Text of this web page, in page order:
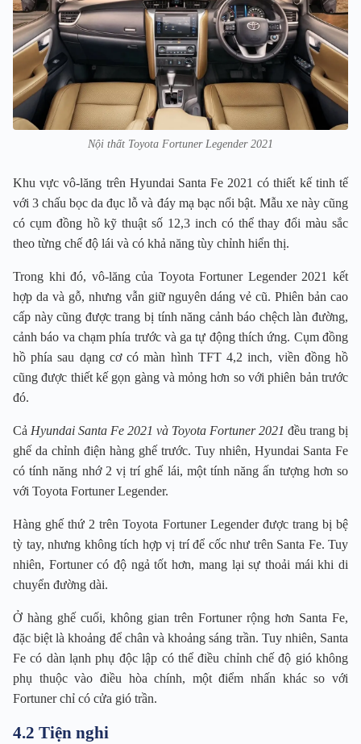
Nội thất Toyota Fortuner Legender 2021
Khu vực vô-lăng trên Hyundai Santa Fe 2021 có thiết kế tinh tế
với 3 chấu bọc da đục lỗ và đáy mạ bạc nổi bật. Mẫu xe này cũng
có cụm đồng hồ kỹ thuật số 12,3 inch có thể thay đổi màu sắc
theo từng chế độ lái và có khả năng tùy chỉnh hiển thị.
Trong khi đó, vô-lăng của Toyota Fortuner Legender 2021 kết
hợp da và gỗ, nhưng vẫn giữ nguyên dáng vẻ cũ. Phiên bản cao
cấp này cũng được trang bị tính năng cảnh báo chệch làn đường,
cảnh báo va chạm phía trước và ga tự động thích ứng. Cụm đồng
hồ phía sau dạng cơ có màn hình TFT 4,2 inch, viền đồng hồ
cũng được thiết kế gọn gàng và mỏng hơn so với phiên bản trước
đó.
Cả Hyundai Santa Fe 2021 và Toyota Fortuner 2021 đều trang bị
ghế da chỉnh điện hàng ghế trước. Tuy nhiên, Hyundai Santa Fe
có tính năng nhớ 2 vị trí ghế lái, một tính năng ấn tượng hơn so
với Toyota Fortuner Legender.
Hàng ghế thứ 2 trên Toyota Fortuner Legender được trang bị bệ
tỳ tay, nhưng không tích hợp vị trí để cốc như trên Santa Fe. Tuy
nhiên, Fortuner có độ ngả tốt hơn, mang lại sự thoải mái khi di
chuyển đường dài.
Ở hàng ghế cuối, không gian trên Fortuner rộng hơn Santa Fe,
đặc biệt là khoảng để chân và khoảng sáng trần. Tuy nhiên, Santa
Fe có dàn lạnh phụ độc lập có thể điều chỉnh chế độ gió không
phụ thuộc vào điều hòa chính, một điểm nhấn khác so với
Fortuner chỉ có cửa gió trần.
4.2 Tiện nghi